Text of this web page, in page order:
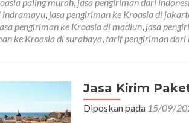
indramayu, jasa pengiriman ke Kroasia di
pengiriman ke Kroasia di madiun, jasa
ke Kroasia di surabaya, tarif pengiriman dari
Jasa Kirim
Diposkan pada 15/09/